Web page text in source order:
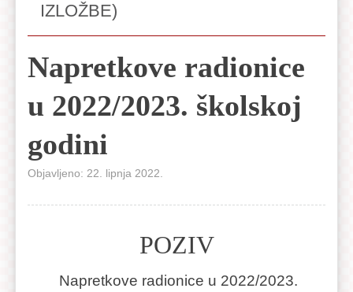
IZLOŽBE)
Napretkove radionice
u 2022/2023. školskoj
godini
Objavljeno: 22. lipnja 2022.
POZIV
Napretkove radionice u 2022/2023.